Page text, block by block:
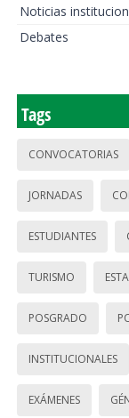
Noticias
Debates
Tags
CONVOCATORIAS
JORNADAS
ESTUDIANTES
TURISMO
POSGRADO
INSTITUCIONALES
EXÁMENES